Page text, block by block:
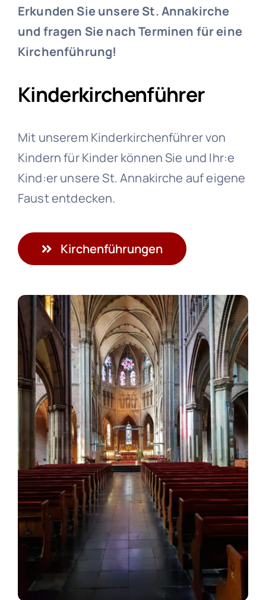
Erkunden Sie unsere St. Annakirche
und fragen Sie nach Terminen für eine
Kirchenführung!
Kinderkirchenführer
Mit unserem Kinderkirchenführer von
Kindern für Kinder können Sie und Ihr:e
Kind:er unsere St. Annakirche auf eigene
Faust entdecken.
Kirchenführungen